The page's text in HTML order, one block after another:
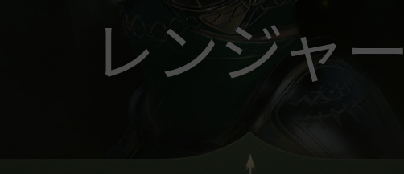
レンジャー